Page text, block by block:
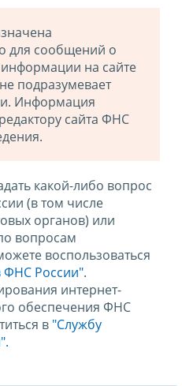
для сообщений о
на сайте
подразумевает
Информация
сайта ФНС
какой-либо вопрос
(в том числе
органов) или
вопросам
воспользоваться
ФНС России".
интернет-
обеспечения ФНС
в "Службу